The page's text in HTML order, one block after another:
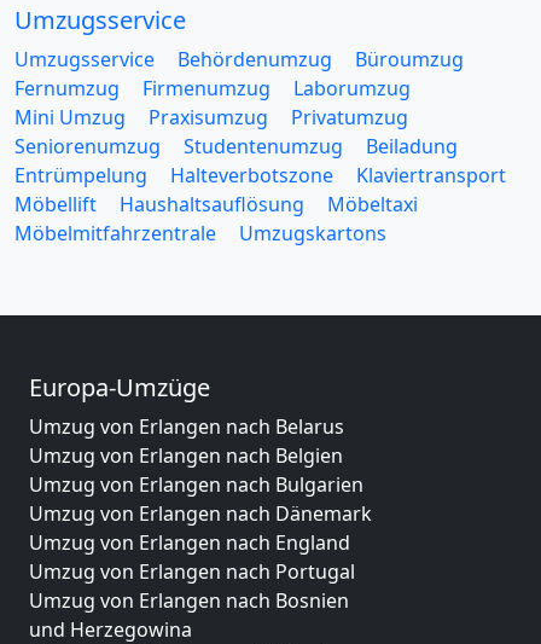
Umzugsservice
Umzugsservice Behördenumzug
Büroumzug
Fernumzug
Firmenumzug
Laborumzug
Mini Umzug
Praxisumzug
Privatumzug
Seniorenumzug
Studentenumzug
Beiladung
Entrümpelung
Halteverbotszone
Klaviertransport
Möbellift
Haushaltsauflösung
Möbeltaxi
Möbelmitfahrzentrale
Umzugskartons
Europa-Umzüge
Umzug von Erlangen nach Belarus
Umzug von Erlangen nach Belgien
Umzug von Erlangen nach Bulgarien
Umzug von Erlangen nach Dänemark
Umzug von Erlangen nach England
Umzug von Erlangen nach Portugal
Umzug von Erlangen nach Bosnien
und Herzegowina